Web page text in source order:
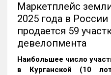
Маркетплейс
2025 года в России
продается 59
девелопмента
Наибольшее число
в Курганской (10